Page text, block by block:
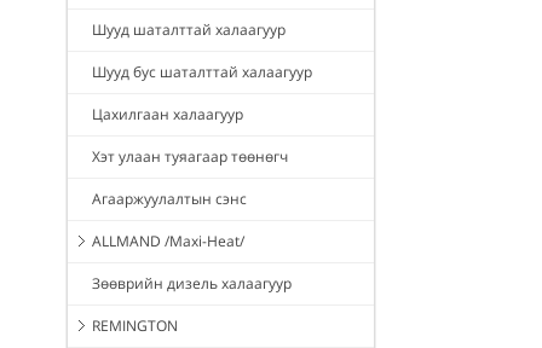
Шууд шаталттай халаагуур
Шууд бус шаталттай халаагуур
Цахилгаан халаагуур
Хэт улаан туяагаар төөнөгч
Агааржуулалтын сэнс
ALLMAND /Maxi-Heat/
Зөөврийн дизель халаагуур
REMINGTON